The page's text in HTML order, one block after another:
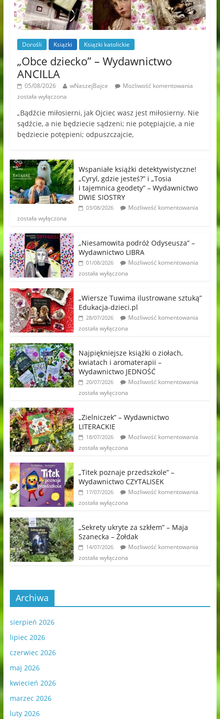
Dorośli Książki Książki katolickie
„Obce dziecko” – Wydawnictwo
ANCILLA
05/08/2026 wNaszejBajce
Możliwość komentowania
została wyłączona
„Bądźcie miłosierni, jak Ojciec wasz jest miłosierny. Nie
sądźcie, a nie będziecie sądzeni; nie potępiajcie, a nie
będziecie potępieni; odpuszczajcie,
Wspaniałe książki detektywistyczne!
„Cyryl, gdzie jesteś?” i „Tosia
i tajemnica geodety” – Wydawnictwo
DWIE SIOSTRY
03/08/2026
Możliwość komentowania
została wyłączona
„Niesamowita podróż Odyseusza” –
Wydawnictwo LIBRA
01/08/2026
Możliwość komentowania
została wyłączona
„Wiersze Tuwima ilustrowane sztuką”
Edukacja-dzieci.pl
28/07/2026
Możliwość komentowania
została wyłączona
Najpiękniejsze książki o ziołach,
kwiatach i aromaterapii –
Wydawnictwo JEDNOŚĆ
20/07/2026
Możliwość komentowania
została wyłączona
„Zielniczek” – Wydawnictwo
LITERACKIE
18/07/2026
Możliwość komentowania
została wyłączona
„Titek poznaje przedszkole” –
Wydawnictwo CZYTALISEK
17/07/2026
Możliwość komentowania
została wyłączona
„Sekrety ukryte za szkłem” – Maja
Szanecka – Żołdak
14/07/2026
Możliwość komentowania
została wyłączona
Archiwa
sierpień 2026
lipiec 2026
czerwiec 2026
maj 2026
kwiecień 2026
marzec 2026
luty 2026